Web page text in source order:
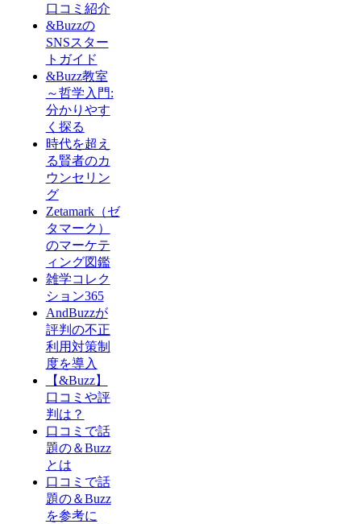
口コミ紹介
&Buzzの
SNSスター
トガイド
&Buzz教室
～哲学入門:
分かりやす
く探る
時代を超え
る賢者のカ
ウンセリン
グ
Zetamark（ゼ
タマーク）
のマーケテ
ィング図鑑
雑学コレク
ション365
AndBuzzが
評判の不正
利用対策制
度を導入
【&Buzz】
口コミや評
判は？
口コミで話
題の＆Buzz
とは
口コミで話
題の＆Buzz
を参考に